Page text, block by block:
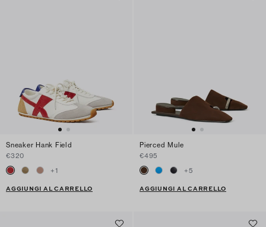
Sneaker Hank Field
€320
+1
AGGIUNGI AL CARRELLO
Pierced Mule
€495
+5
AGGIUNGI AL CARRELLO